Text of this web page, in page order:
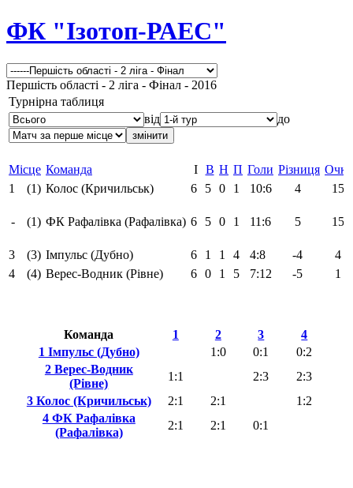
ФК "Ізотоп-РАЕС"
Першість області - 2 ліга - Фінал - 2016
Турнірна таблиця
від
до
Місце Команда І В Н П Голи Різниця Очки
1
(1) Колос (Кричильськ) 6 5 0 1 10:6 4 15
- (1) ФК Рафалівка (Рафалівка) 6 5 0 1 11:6 5 15
3 (3) Імпульс (Дубно) 6 1 1 4 4:8 -4
4
4
(4) Верес-Водник (Рівне) 6 0 1 5 7:12 -5 1
Команда 1 2 3
4
1 Імпульс (Дубно)
1:0 0:1
0:2
2 Верес-Водник
(Рівне)
1:1 2:3
2:3
3 Колос (Кричильськ)
2:1 2:1
1:2
4 ФК Рафалівка
(Рафалівка)
2:1 2:1 0:1